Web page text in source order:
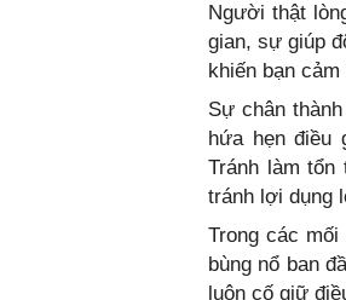
Người thật
gian, sự giúp
khiến bạn
Sự chân
hứa hẹn điều
Tránh làm tổn
tránh lợi dụng
Trong các
bùng nổ ban
luôn cố giữ